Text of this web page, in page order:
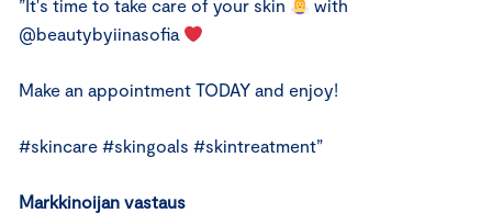
”It's time to take care of your skin
with
@beautybyiinasofia
Make an appointment TODAY and enjoy!
#skincare #skingoals #skintreatment”
Markkinoijan vastaus